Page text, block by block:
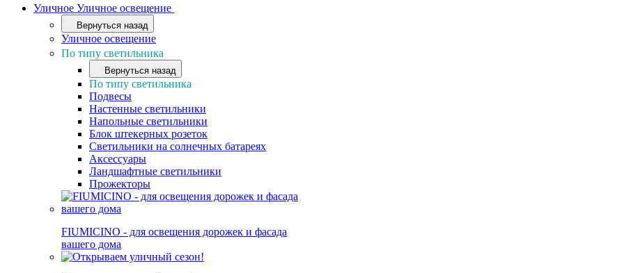
Уличное Уличное освещение
Вернуться назад
Уличное освещение
По типу светильника
Вернуться назад
По типу светильника
Подвесы
Настенные светильники
Напольные светильники
Блок штекерных розеток
Светильники на солнечных батареях
Аксессуары
Ландшафтные светильники
Прожекторы
FIUMICINO - для освещения дорожек и фасада
вашего дома